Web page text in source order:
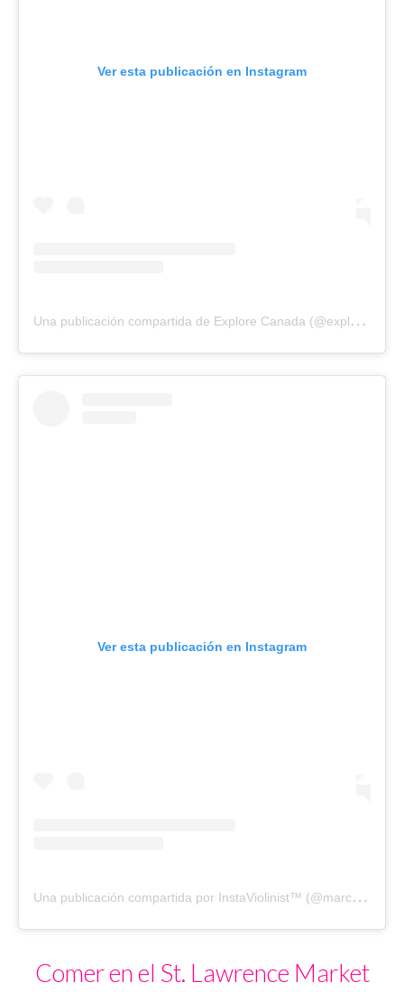
Ver esta publicación en Instagram
U
na publicación compartida de Explore Canada (@explorecanada)
Ver esta publicación en Instagram
U
na publicación compartida por InstaViolinist™ (@marcelloiaconetti)
Comer en el St. Lawrence Market